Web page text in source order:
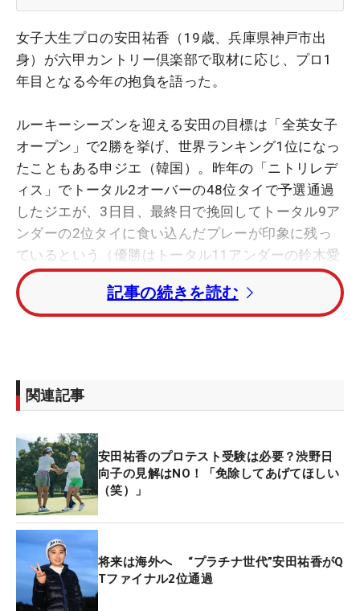
女子大生プロの安田祐香（19歳、兵庫県神戸市出
身）が六甲カントリー倶楽部で取材に応じ、プロ1
年目となる今年の抱負を語った。
ルーキーシーズンを迎える安田の目標は「全英女子
オープン」で2勝を挙げ、世界ランキング1位になっ
たこともある申ジエ（韓国）。昨年の「ニトリレデ
ィス」でトータル2オーバーの48位タイで予選通過
したジエが、3日目、最終日で挽回してトータル9ア
ンダーの2位タイに食い込んだプレーが印象に残っ
ているという（優勝はトータル11アンダーの鈴木愛
で、安田はトータル8アンダーの4位でローアマを獲
得）。実際、ジエは米女子ツアー参戦時代には、最
終日に強い“ファイナル・ラウンド・クイーン”の異
「もちろんツアー優勝を目指していますけど、どの
試合でも30位くらいまでに入って、予選通過を多く
は大切だと、ニトリのジエさんのプレーを見て思い
ました。何とか予選通過する位置だったのに、いつ
の間にか上位に行く技術がスゴイです」
そんな安定感をつけるため、現在はオフトレ中の安
田。3月の開幕前に修正したい点を聞いた。
「今年の課題はダウンスイングで手打ちになるのを
記事の続きを読む
関連記事
安田祐香のプロテスト受験は必要？渋野日
向子の見解はNO！「免除してあげてほしい
（笑）」
将来は海外へ “プラチナ世代”安田祐香がQ
Tファイナル2位通過